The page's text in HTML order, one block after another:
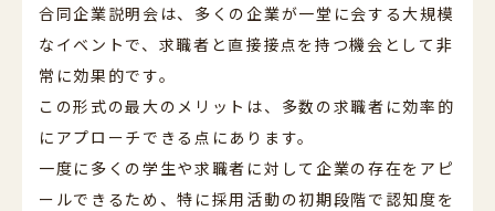
合同企業説明会は、多くの企業が一堂に会する大規模
なイベントで、求職者と直接接点を持つ機会として非
常に効果的です。
この形式の最大のメリットは、多数の求職者に効率的
にアプローチできる点にあります。
一度に多くの学生や求職者に対して企業の存在をアピ
ールできるため、特に採用活動の初期段階で認知度を